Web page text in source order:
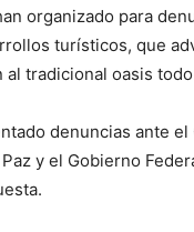
organizado para
turísticos, que
al tradicional oasis
denuncias ante el
y el Gobierno